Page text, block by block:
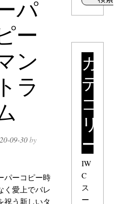
パ
ー
ン
ラ
09-30by
パーコピー時
く愛上でバレ
祝う新しいタ
カ
テ
ゴ
リ
ー
IW
C
ス
ー